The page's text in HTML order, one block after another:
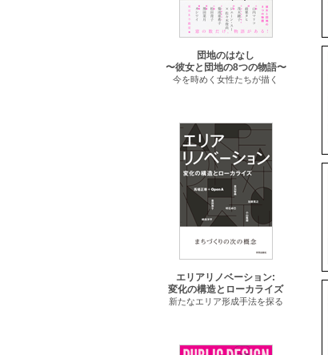
団地のはなし
〜彼女と団地の8つの物語〜
今を時めく女性たちが描く
エリアリノベーション:
変化の構造とローカライズ
新たなエリア形成手法を探る